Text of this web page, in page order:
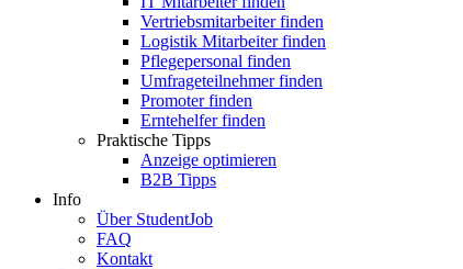
Vertriebsmitarbeiter finden
Logistik Mitarbeiter finden
Pflegepersonal finden
Umfrageteilnehmer finden
Promoter finden
Erntehelfer finden
Praktische Tipps
Anzeige optimieren
B2B Tipps
Info
Über StudentJob
FAQ
Kontakt